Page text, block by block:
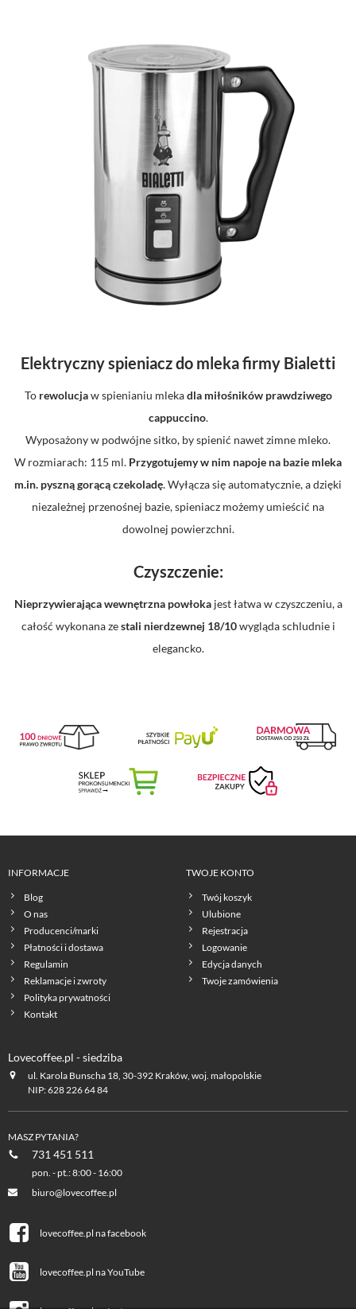
Elektryczny spieniacz do mlekafirmy Bialetti
To rewolucjaw spienianiu mlekadla miłośników prawdziwego
cappuccino.
Wyposażony w podwójne sitko, by spienić nawet zimne mleko.
W rozmiarach: 115 ml. Przygotujemy w nim napoje na bazie mleka
m.in. pyszną gorącą czekoladę.Wyłącza się automatycznie, a dzięki
niezależnej przenośnej bazie, spieniacz możemy umieścić na
dowolnej powierzchni.
Czyszczenie:
Nieprzywierająca wewnętrzna powłokajest łatwa w czyszczeniu, a
całość wykonana zestali nierdzewnej 18/10wygląda schludnie i
elegancko.
INFORMACJE
Blog
O nas
Producenci/marki
Płatności i dostawa
Regulamin
Reklamacje i zwroty
Polityka prywatności
Kontakt
TWOJE KONTO
Twój koszyk
Ulubione
Rejestracja
Logowanie
Edycja danych
Twoje zamówienia
Lovecoffee.pl - siedziba
ul. Karola Bunscha 18, 30-392 Kraków, woj. małopolskie
NIP: 628 226 64 84
MASZ PYTANIA?
731 451 511
pon. - pt.: 8:00 - 16:00
biuro@lovecoffee.pl
lovecoffee.pl na facebook
lovecoffee.pl na YouTube